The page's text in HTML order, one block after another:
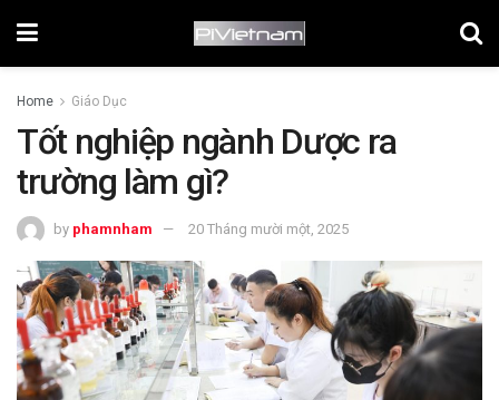
Home Giáo Dục
Tốt nghiệp ngành Dược ra
trường làm gì?
by phamnham 20 Tháng mười một, 2025